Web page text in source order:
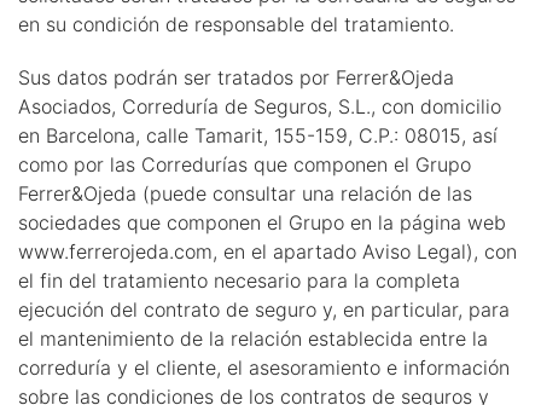
en su condición de responsable del tratamiento.
Sus datos podrán ser tratados por Ferrer&Ojeda
Asociados, Correduría de Seguros, S.L., con domicilio
en Barcelona, calle Tamarit, 155-159, C.P.: 08015, así
como por las Corredurías que componen el Grupo
Ferrer&Ojeda (puede consultar una relación de las
sociedades que componen el Grupo en la página web
www.ferrerojeda.com, en el apartado Aviso Legal), con
el fin del tratamiento necesario para la completa
ejecución del contrato de seguro y, en particular, para
el mantenimiento de la relación establecida entre la
correduría y el cliente, el asesoramiento e información
sobre las condiciones de los contratos de seguros y